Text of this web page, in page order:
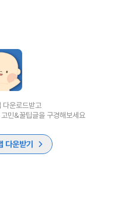
다운로드받고
민&꿀팁글을 구경해보세요
다운받기